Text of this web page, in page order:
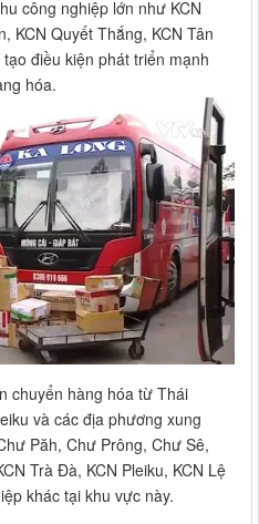
công nghiệp lớn như KCN
KCN Quyết Thắng, KCN Tân
điều kiện phát triển mạnh
hóa.
chuyển hàng hóa từ Thái
và các địa phương xung
Păh, Chư Prông, Chư Sê,
Trà Đà, KCN Pleiku, KCN Lệ
khác tại khu vực này.